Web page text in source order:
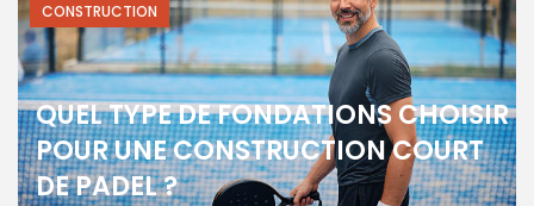
QUEL TYPE DE FONDATIONS CHOISIR
POUR UNE CONSTRUCTION COURT
DE PADEL ?
CONSTRUCTION